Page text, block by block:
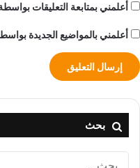
أعلمني بمتابعة التعليقات
أعلمني بالمواضيع الجديدة
بحث